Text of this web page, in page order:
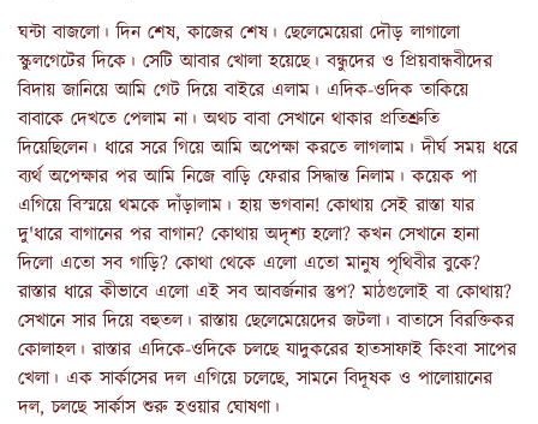
ঘন্টা বাজলো। দিন শেষ, কাজের শেষ। ছেলেমেয়েরা দৌড় লাগালো
স্কুলগেটের দিকে। সেটি আবার খোলা হয়েছে। বন্ধুদের ও প্রিয়বান্ধবীদের
বিদায় জানিয়ে আমি গেট দিয়ে বাইরে এলাম। এদিক-ওদিক তাকিয়ে
বাবাকে দেখতে পেলাম না। অথচ বাবা সেখানে থাকার প্রতিশ্রুতি
দিয়েছিলেন। ধারে সরে গিয়ে আমি অপেক্ষা করতে লাগলাম। দীর্ঘ সময় ধরে
ব্যর্থ অপেক্ষার পর আমি নিজে বাড়ি ফেরার সিদ্ধান্ত নিলাম। কয়েক পা
এগিয়ে বিস্ময়ে থমকে দাঁড়ালাম। হায় ভগবান! কোথায় সেই রাস্তা যার
দু'ধারে বাগানের পর বাগান? কোথায় অদৃশ্য হলো? কখন সেখানে হানা
দিলো এতো সব গাড়ি? কোথা থেকে এলো এতো মানুষ পৃথিবীর বুকে?
রাস্তার ধারে কীভাবে এলো এই সব আবর্জনার স্তুপ? মাঠগুলোই বা কোথায়?
সেখানে সার দিয়ে বহুতল। রাস্তায় ছেলেমেয়েদের জটলা। বাতাসে বিরক্তিকর
কোলাহল। রাস্তার এদিকে-ওদিকে চলছে যাদুকরের হাতসাফাই কিংবা সাপের
খেলা। এক সার্কাসের দল এগিয়ে চলেছে, সামনে বিদূষক ও পালোয়ানের
দল, চলছে সার্কাস শুরু হওয়ার ঘোষণা।